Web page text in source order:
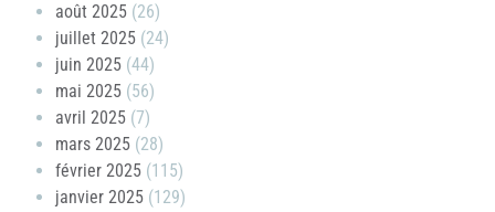
août 2025 (26)
juillet 2025 (24)
juin 2025 (44)
mai 2025 (56)
avril 2025 (7)
mars 2025 (28)
février 2025 (115)
janvier 2025 (129)